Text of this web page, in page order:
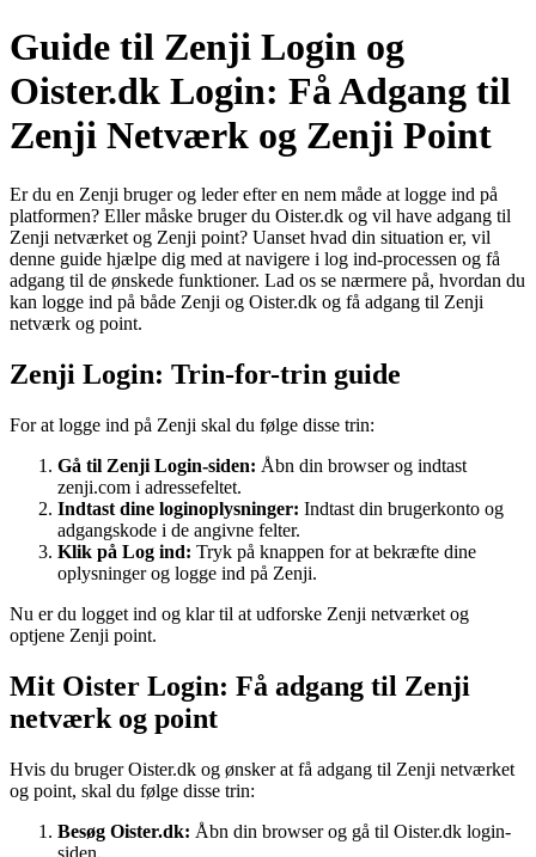
Guide til Zenji Login og
Oister.dk Login: Få Adgang til
Zenji Netværk og Zenji Point
Er du en Zenji bruger og leder efter en nem måde at logge ind på
platformen? Eller måske bruger du Oister.dk og vil have adgang til
Zenji netværket og Zenji point? Uanset hvad din situation er, vil
denne guide hjælpe dig med at navigere i log ind-processen og få
adgang til de ønskede funktioner. Lad os se nærmere på, hvordan du
kan logge ind på både Zenji og Oister.dk og få adgang til Zenji
netværk og point.
Zenji Login: Trin-for-trin guide
For at logge ind på Zenji skal du følge disse trin:
Gå til Zenji Login-siden: Åbn din browser og indtast
zenji.com i adressefeltet.
Indtast dine loginoplysninger: Indtast din brugerkonto og
adgangskode i de angivne felter.
Klik på Log ind: Tryk på knappen for at bekræfte dine
oplysninger og logge ind på Zenji.
Nu er du logget ind og klar til at udforske Zenji netværket og
optjene Zenji point.
Mit Oister Login: Få adgang til Zenji
netværk og point
Hvis du bruger Oister.dk og ønsker at få adgang til Zenji netværket
og point, skal du følge disse trin:
Besøg Oister.dk: Åbn din browser og gå til Oister.dk login-
siden.